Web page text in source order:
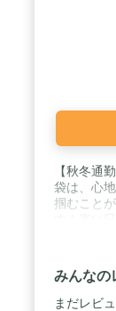
【秋冬通
袋は、心
掴むこと
となりま
風設計】
は寒さか
縫製され
軽量で快
みんなの
まだレビ